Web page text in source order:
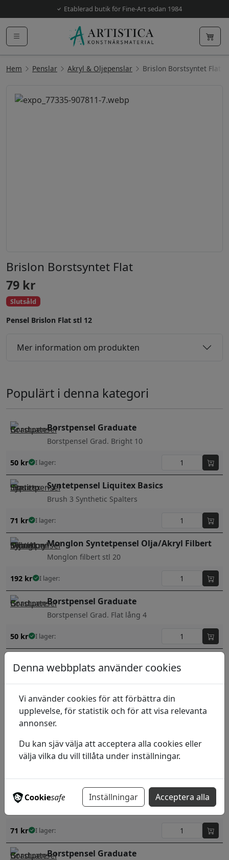
Etablerad butik för Fine-Art sedan 1984
Hem Penslar Akryl & Oljepenslar Brislon Borstsyntet Flat
Brislon Borstsyntet Flat
79 kr
Slutsåld
Pensel Brislon Flat stl 12
Mer information om produkten
Populärt i denna kategori
Borstpensel Graduate
Borstpensel Grad. Bright 10
50 kr I lager:
Syntetpensel Liquitex Basics
Brush 3 Synthetic Spalters
71 kr I lager:
Monglon Syntetpensel Olja/Akryl Filbert
Monglon filbert stl 20
192 kr I lager:
Borstpensel Graduate
Borstpensel Grad. Flat lång 4
50 kr I lager:
Borstpensel Graduate
50kr I lager:
Naturborstpensel LaVanche 3591
Stl 24
Liquitex Basics
Brush 3 Hog Spalters (Naturhår)
71 kr I lager:
Borstpensel Graduate
Denna webbplats använder cookies
Vi använder cookies för att förbättra din
upplevelse, för statistik och för att visa relevanta
annonser.
Du kan sjäv välja att acceptera alla cookies eller
välja vilka du vill tillåta under inställningar.
Inställningar Acceptera alla